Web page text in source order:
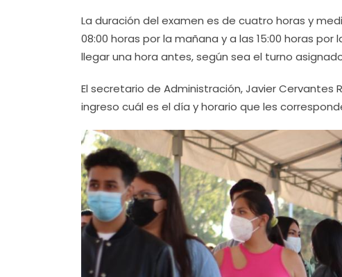
La duración del examen es de cuatro horas y
08:00 horas por la mañana y a las 15:00 horas
llegar una hora antes, según sea el turno
El secretario de Administración, Javier Cervantes
ingreso cuál es el día y horario que les